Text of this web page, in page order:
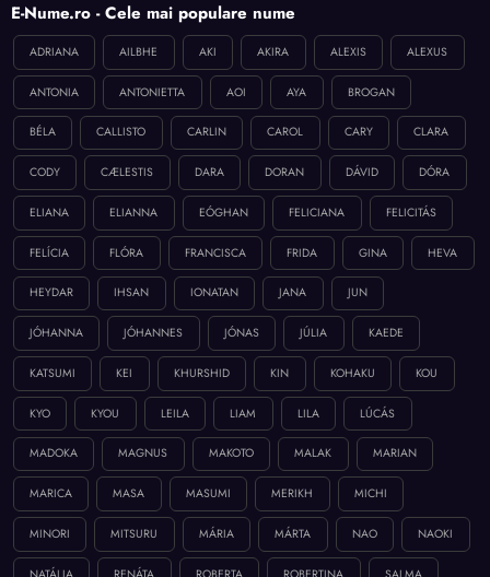
E-Nume.ro - Cele mai populare nume
ADRIANA AILBHE AKI AKIRA ALEXIS ALEXUS
ANTONIA ANTONIETTA AOI AYA BROGAN
BÉLA CALLISTO CARLIN CAROL CARY CLARA
CODY CÆLESTIS DARA DORAN DÁVID DÓRA
ELIANA ELIANNA EÓGHAN FELICIANA FELICITÁS
FELÍCIA FLÓRA FRANCISCA FRIDA GINA HEVA
HEYDAR IHSAN IONATAN JANA JUN
JÓHANNA JÓHANNES JÓNAS JÚLIA KAEDE
KATSUMI KEI KHURSHID KIN KOHAKU KOU
KYO KYOU LEILA LIAM LILA LÚCÁS
MADOKA MAGNUS MAKOTO MALAK MARIAN
MARICA MASA MASUMI MERIKH MICHI
MINORI MITSURU MÁRIA MÁRTA NAO NAOKI